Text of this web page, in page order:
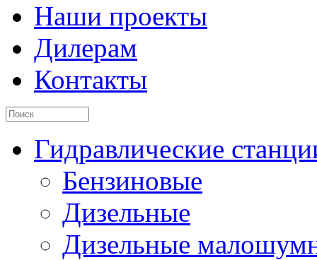
Наши проекты
Дилерам
Контакты
Гидравлические
Бензиновые
Дизельные
Дизельные